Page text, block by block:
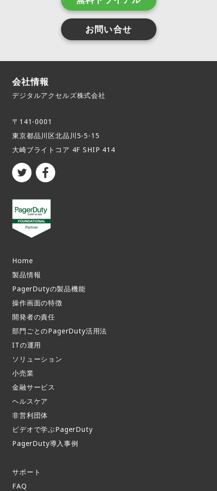
お問い合せ
会社情報
デジタルアクセルズ株式会社
〒141-0001
東京都品川区北品川5-5-15​
大崎ブライトコア 4F SHIP 414
Home
製品情報​
PagerDutyの製品機能​
操作画面の特徴​
開発者の責任
部門ごとのPagerDuty活用法​
ITの運用​
ソリューション
小売業
金融サービス
ヘルスケア
非営利団体
ビデオで学ぶPagerDuty
PagerDuty導入事例​
サポート​
FAQ​